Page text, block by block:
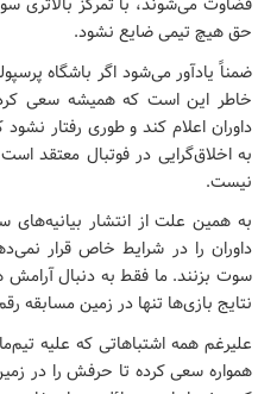
قضاوت می‌شوند، با تمرکز بالاتری
حق هیچ تیمی ضایع نشود.
ضمناً یادآور می‌شود اگر باشگاه
خاطر این است که همیشه سعی
داوران اعلام کند و طوری رفتار
به اخلاق‌گرایی در فوتبال معتقد
نیست.
به همین علت از انتشار
داوران را در شرایط خاص قرار
سوت بزنند. ما فقط به دنبال آرامش
نتایج بازی‌ها تنها در زمین مسابقه
علیرغم همه اشتباهاتی که علیه
همواره سعی کرده تا حرفش را در